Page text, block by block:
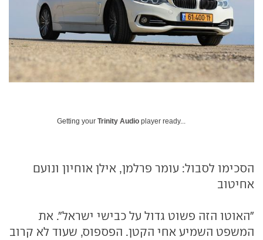
Getting your Trinity Audio player ready...
הסכימו לסבול: עומר פרלמן, אילן אוחיון ונועם
אחיטוב
"האוטו הזה פשוט גדול על כבישי ישראל". את
המשפט השמיע אחי הקטן. הפספוס, שעוד לא קרוב